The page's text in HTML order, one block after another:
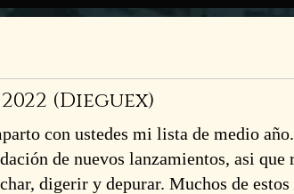
(Dieguex)
con ustedes mi lista de medio
de nuevos lanzamientos, asi que
digerir y depurar. Muchos de